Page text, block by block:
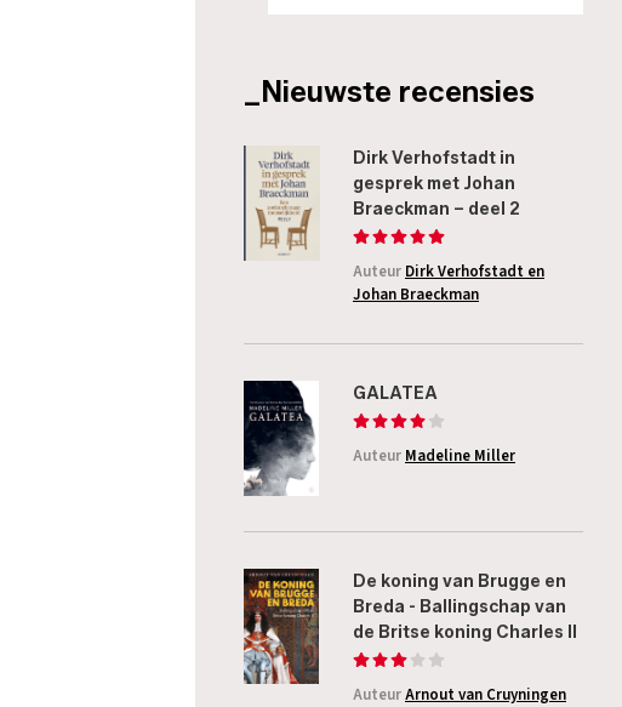
_Nieuwste recensies
Dirk Verhofstadt in
gesprek met Johan
Braeckman – deel 2
Auteur Dirk Verhofstadt en
Johan Braeckman
GALATEA
Auteur Madeline Miller
De koning van Brugge en
Breda - Ballingschap van
de Britse koning Charles II
AuteurArnout van Cruyningen